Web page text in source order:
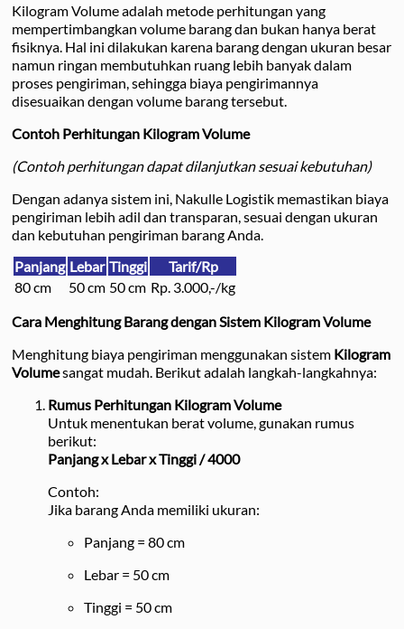
Kilogram Volume adalah metode perhitungan yang
mempertimbangkan volume barang dan bukan hanya berat
fisiknya. Hal ini dilakukan karena barang dengan ukuran besar
namun ringan membutuhkan ruang lebih banyak dalam
proses pengiriman, sehingga biaya pengirimannya
disesuaikan dengan volume barang tersebut.
Contoh Perhitungan Kilogram Volume
(Contoh perhitungan dapat dilanjutkan sesuai kebutuhan)
Dengan adanya sistem ini, Nakulle Logistik memastikan biaya
pengiriman lebih adil dan transparan, sesuai dengan ukuran
dan kebutuhan pengiriman barang Anda.
Panjang Lebar Tinggi
Tarif/Rp
80 cm
50 cm 50 cm Rp. 3.000,-/kg
Cara Menghitung Barang dengan Sistem Kilogram Volume
Menghitung biaya pengiriman menggunakan sistem Kilogram
Volumesangat mudah. Berikut adalah langkah-langkahnya:
Rumus Perhitungan Kilogram Volume
Untuk menentukan berat volume, gunakan rumus
berikut:
Panjang x Lebar x Tinggi / 4000
Contoh:
Jika barang Anda memiliki ukuran:
Panjang = 80 cm
Lebar = 50 cm
Tinggi = 50 cm